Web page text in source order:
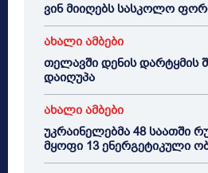
ვინ მიიღებს სასკოლო
ახალი ამბები
თელავში დენის დარტყმის
დაიღუპა
ახალი ამბები
უკრაინელებმა 48 საათში
მყოფი 13 ენერგეტიკული